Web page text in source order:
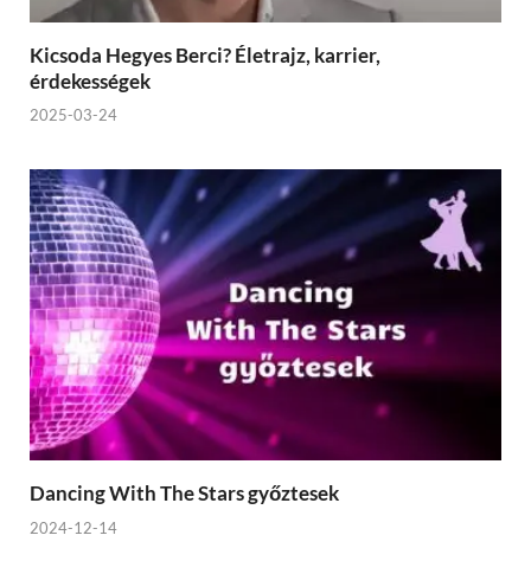
Kicsoda Hegyes Berci? Életrajz, karrier,
érdekességek
2025-03-24
Dancing With The Stars győztesek
2024-12-14